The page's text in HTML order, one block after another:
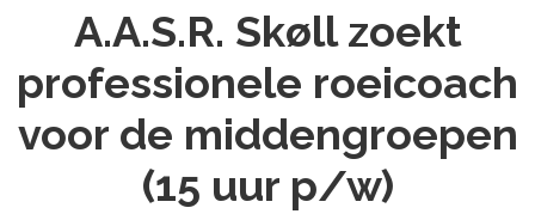
A.A.S.R. Skøll zoekt
professionele roeicoach
voor de middengroepen
(15 uur p/w)